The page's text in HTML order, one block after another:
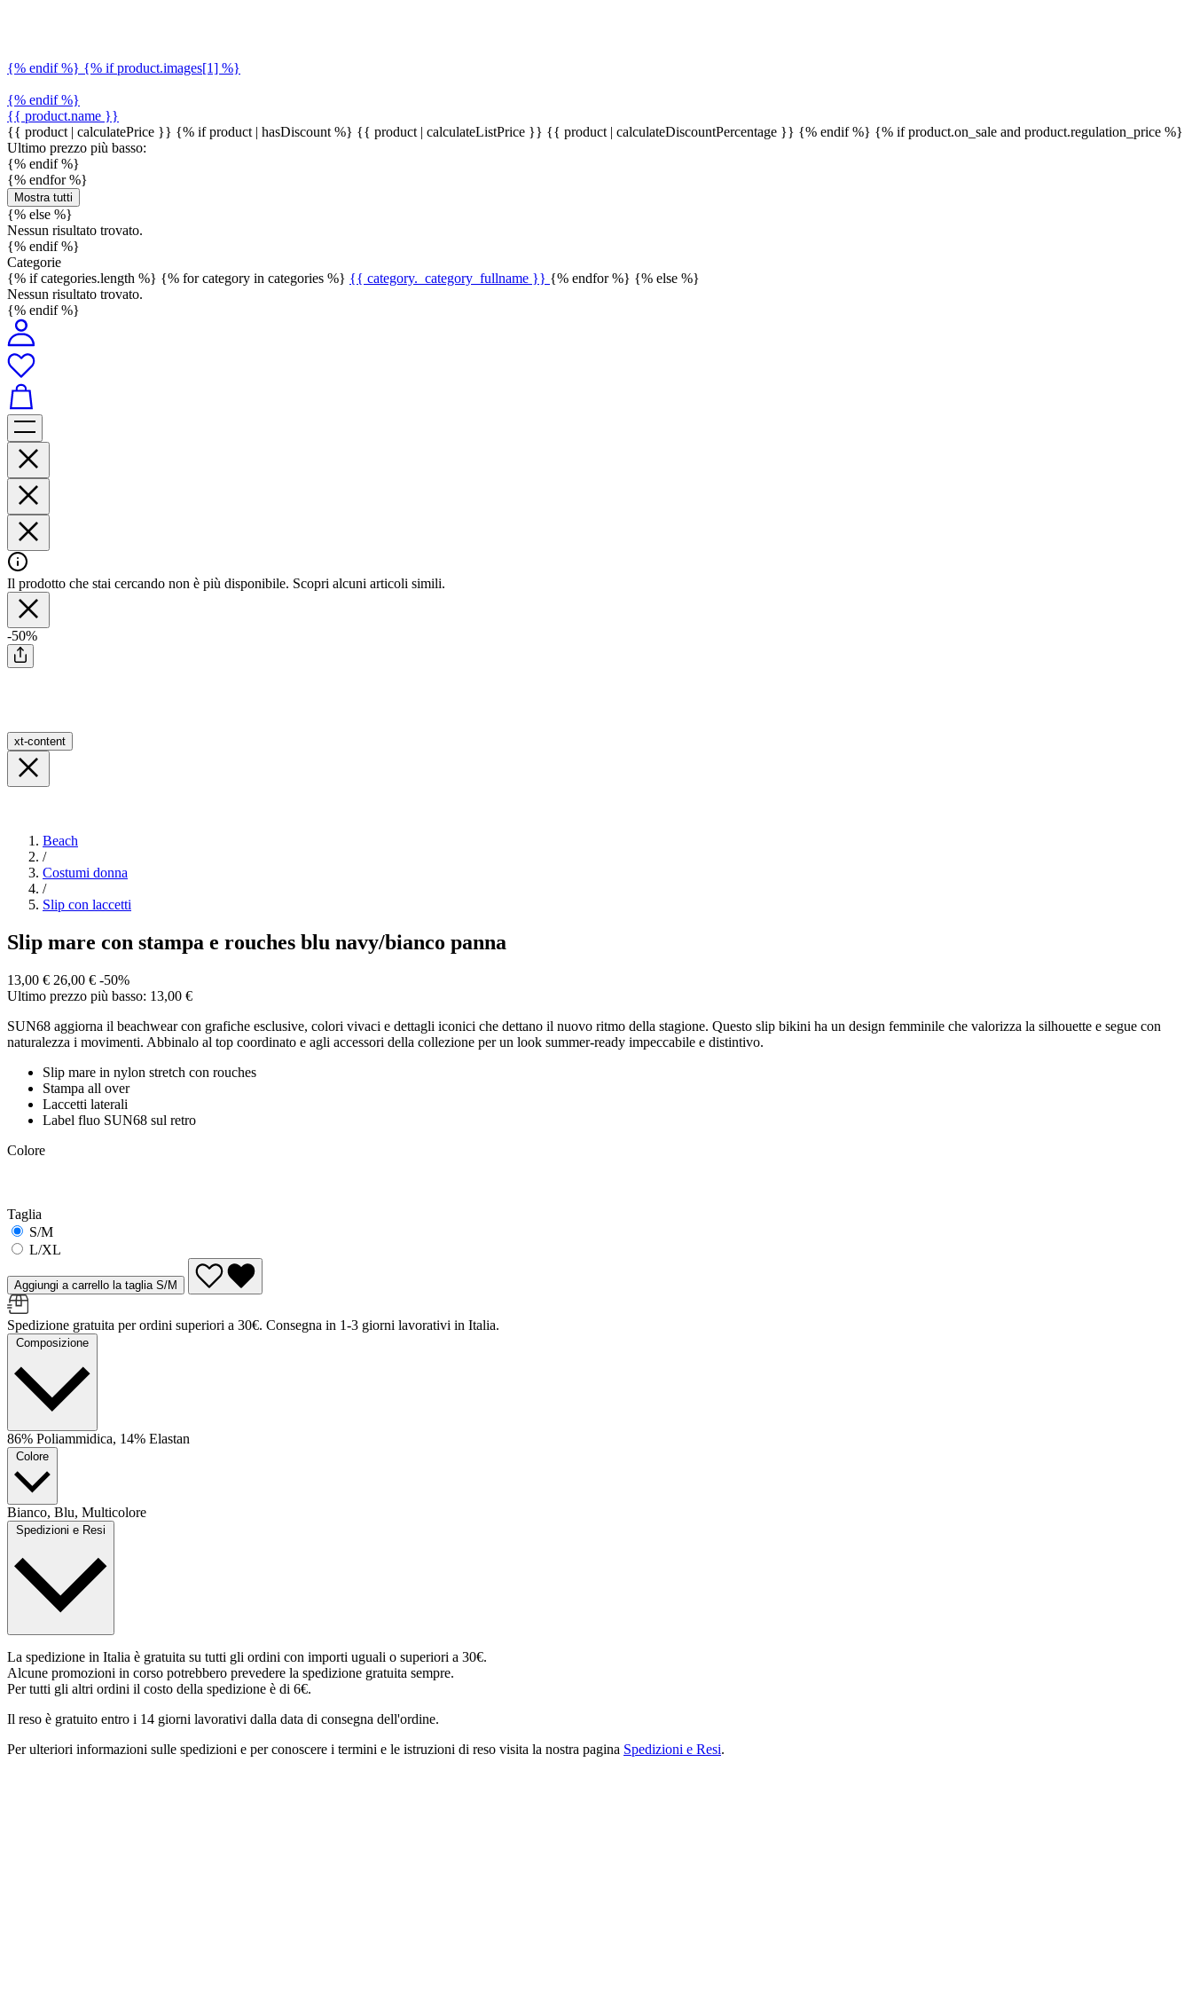
{% endif %} {% if product.images[1] %}
{% endif %}
{{ product.name }}
{{ product | calculatePrice }} {% if product | hasDiscount %} {{ product | calculateListPrice }} {{ product | calculateDiscountPercentage }} {% endif %} {% if product.on_sale and product.regulation_price %}
Ultimo prezzo più basso:
{% endif %}
{% endfor %}
Mostra tutti
{% else %}
Nessun risultato trovato.
{% endif %}
Categorie
{% if categories.length %} {% for category in categories %} {{ category._category_fullname }} {% endfor %} {% else %}
Nessun risultato trovato.
{% endif %}
Il prodotto che stai cercando non è più disponibile. Scopri alcuni articoli simili.
-50%
xt-content
Beach
/
Costumi donna
/
Slip con laccetti
Slip mare con stampa e rouches blu navy/bianco panna
13,00 € 26,00 € -50%
Ultimo prezzo più basso: 13,00 €
SUN68 aggiorna il beachwear con grafiche esclusive, colori vivaci e dettagli iconici che dettano il nuovo ritmo della stagione. Questo slip bikini ha un design femminile che valorizza la silhouette e segue con
naturalezza i movimenti. Abbinalo al top coordinato e agli accessori della collezione per un look summer-ready impeccabile e distintivo.
Slip mare in nylon stretch con rouches
Stampa all over
Laccetti laterali
Label fluo SUN68 sul retro
Colore
Taglia
S/M
L/XL
Aggiungi a carrello la taglia S/M
Spedizione gratuita per ordini superiori a 30€. Consegna in 1-3 giorni lavorativi in Italia.
Composizione
86% Poliammidica, 14% Elastan
Colore
Bianco, Blu, Multicolore
Spedizioni e Resi
La spedizione in Italia è gratuita su tutti gli ordini con importi uguali o superiori a 30€.
Alcune promozioni in corso potrebbero prevedere la spedizione gratuita sempre.
Per tutti gli altri ordini il costo della spedizione è di 6€.
Il reso è gratuito entro i 14 giorni lavorativi dalla data di consegna dell'ordine.
Per ulteriori informazioni sulle spedizioni e per conoscere i termini e le istruzioni di reso visita la nostra pagina Spedizioni e Resi.